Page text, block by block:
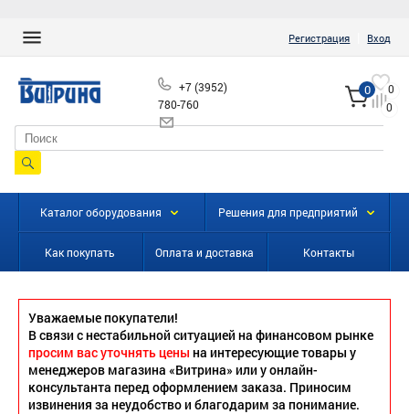
Регистрация Вход
+7 (3952)
780-760
0
0
0
Каталог оборудования Решения для предприятий
Как покупать Оплата и доставка Контакты
Уважаемые покупатели!
В связи с нестабильной ситуацией на финансовом рынке
просим вас уточнять цены на интересующие товары у
менеджеров магазина «Витрина» или у онлайн-
консультанта перед оформлением заказа. Приносим
извинения за неудобство и благодарим за понимание.